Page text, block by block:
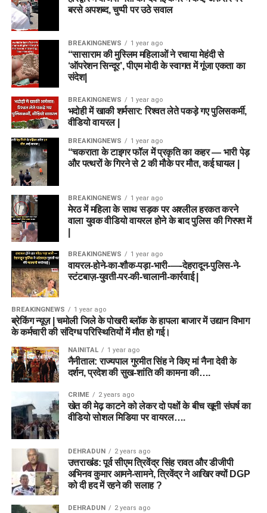
बरसे अपशब्द, चुप्पी पर उठे सवाल
BREAKINGNEWS 1 year ago
“सासाराम की मुस्लिम महिलाओं ने रचाया मेहंदी से
‘ऑपरेशन सिन्दूर’, पीएम मोदी के स्वागत में गूंजा एकता का
संदेश|
BREAKINGNEWS 1 year ago
भदोही में खाकी शर्मसार: रिश्वत लेते पकड़े गए पुलिसकर्मी,
वीडियो वायरल |
BREAKINGNEWS 1 year ago
“चकराता के टाइगर फॉल में प्रकृति का कहर — भारी पेड़
और पत्थरों के गिरने से 2 की मौके पर मौत, कई घायल |
BREAKINGNEWS 1 year ago
मेरठ में महिला के साथ सड़क पर अश्लील हरकत करने
वाला युवक वीडियो वायरल होने के बाद पुलिस की गिरफ्त में
BREAKINGNEWS 1 year ago
वायरल-होने-का-शौक-पड़ा-भारी-—-देहरादून-पुलिस-ने-
स्टंटबाज़-युवती-पर-की-चालानी-कार्रवाई |
BREAKINGNEWS 1 year ago
ब्रेकिंग न्यूज़ | चमोली जिले के पोखरी ब्लॉक के हापला बाजार में उद्यान विभाग
के कर्मचारी की संदिग्ध परिस्थितियों में मौत हो गई।
NAINITAL 1 year ago
नैनीताल: राज्यपाल गुरमीत सिंह ने किए मां नैना देवी के
दर्शन, प्रदेश की सुख-शांति की कामना की….
CRIME 2 years ago
खेत की मेढ़ काटने को लेकर दो पक्षों के बीच खूनी संघर्ष का
वीडियो सोशल मिडिया पर वायरल….
DEHRADUN 2 years ago
उत्तराखंड: पूर्व सीएम त्रिवेंद्र सिंह रावत और डीजीपी
अभिनव कुमार आमने-सामने, त्रिवेंद्र ने आखिर क्यों DGP
को दी हद में रहने की सलाह ?
DEHRADUN 2 years ago